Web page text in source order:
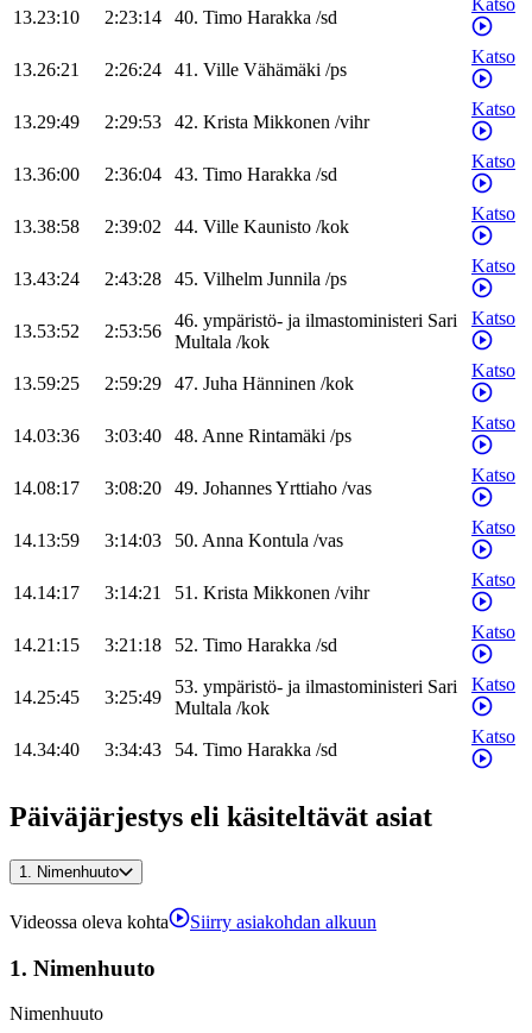
13.23:10 2:23:14 40. Timo Harakka /sd
Katso
13.26:21 2:26:24 41. Ville Vähämäki /ps
Katso
13.29:49 2:29:53 42. Krista Mikkonen /vihr
Katso
13.36:00 2:36:04 43. Timo Harakka /sd
Katso
13.38:58 2:39:02 44. Ville Kaunisto /kok
Katso
13.43:24 2:43:28 45. Vilhelm Junnila /ps
Katso
13.53:52 2:53:56
46. ympäristö- ja ilmastoministeri Sari
Multala /kok
Katso
13.59:25 2:59:29 47. Juha Hänninen /kok
Katso
14.03:36 3:03:40 48. Anne Rintamäki /ps
Katso
14.08:17 3:08:20 49. JohannesYrttiaho /vas
Katso
14.13:59 3:14:03 50. Anna Kontula /vas
Katso
14.14:17 3:14:21 51. Krista Mikkonen /vihr
Katso
14.21:15 3:21:18 52. Timo Harakka /sd
Katso
14.25:45 3:25:49
53. ympäristö- ja ilmastoministeri Sari
Multala /kok
Katso
14.34:40 3:34:43 54. Timo Harakka /sd
Katso
Päiväjärjestys eli käsiteltävät asiat
1. Nimenhuuto
Videossa oleva kohta Siirry asiakohdan alkuun
1. Nimenhuuto
Nimenhuuto